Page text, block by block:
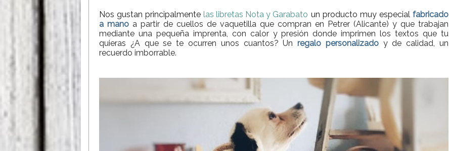
Nos gustan principalmentelas libretas Nota y Garabato un producto muy especial fabricado
a mano a partir de cuellos de vaquetilla que compran en Petrer (Alicante) y que trabajan
mediante una pequeña imprenta, con calor y presión donde imprimen los textos que tu
quieras ¿A que se te ocurren unos cuantos? Unregalo personalizadoy de calidad, un
recuerdo imborrable.